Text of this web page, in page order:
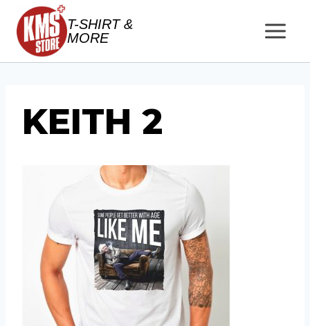
Salta
contenuto
T-SHIRT &
MORE
KEITH 2